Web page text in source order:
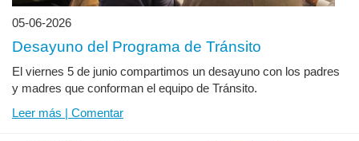
05-06-2026
Desayuno del Programa de Tránsito
El viernes 5 de junio compartimos un desayuno con los padres
y madres que conforman el equipo de Tránsito.
Leer más | Comentar